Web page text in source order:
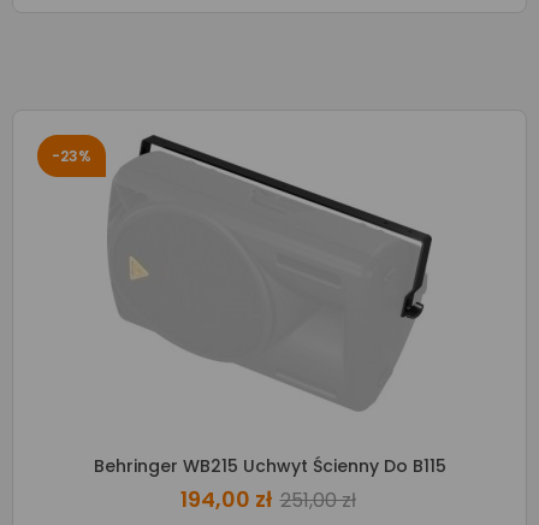
-23%
Behringer WB215 Uchwyt Ścienny Do B115
194,00 zł 251,00 zł